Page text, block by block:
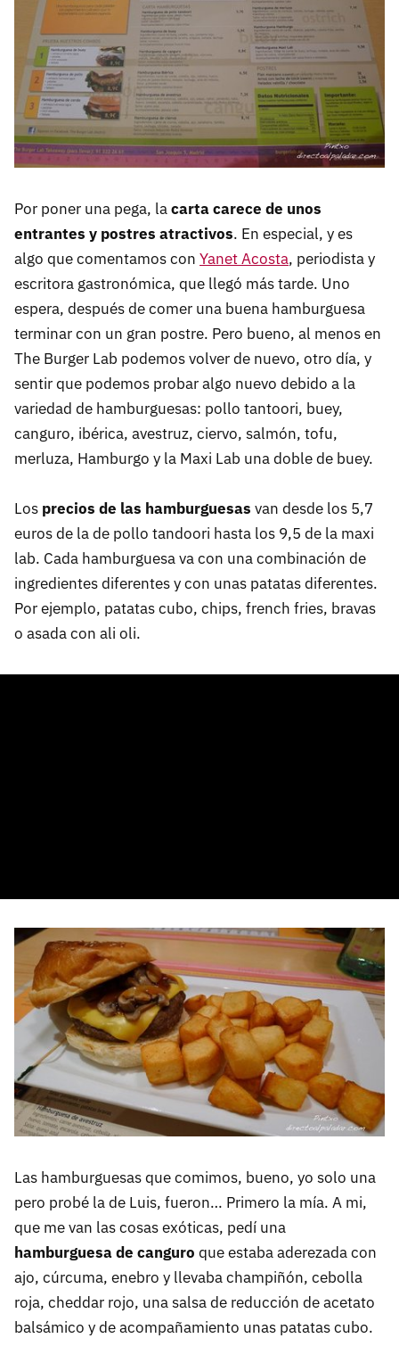
Por poner una pega, lacarta carece de unos
entrantes y postres atractivos. En especial, y es
algo que comentamos con Yanet Acosta, periodista y
escritora gastronómica, que llegó más tarde. Uno
espera, después de comer una buena hamburguesa
terminar con un gran postre. Pero bueno, al menos en
The Burger Lab podemos volver de nuevo, otro día, y
sentir que podemos probar algo nuevo debido a la
variedad de hamburguesas: pollo tantoori, buey,
canguro, ibérica, avestruz, ciervo, salmón, tofu,
merluza, Hamburgo y la Maxi Lab una doble de buey.
Los precios de las hamburguesas van desde los 5,7
euros de la de pollo tandoori hasta los 9,5 de la maxi
lab. Cada hamburguesa va con una combinación de
ingredientes diferentes y con unas patatas diferentes.
Por ejemplo, patatas cubo, chips, french fries, bravas
o asada con ali oli.
Las hamburguesas que comimos, bueno, yo solo una
pero probé la de Luis, fueron… Primero la mía. A mi,
que me van las cosas exóticas, pedí una
hamburguesa de canguro que estaba aderezada con
ajo, cúrcuma, enebro y llevaba champiñón, cebolla
roja, cheddar rojo, una salsa de reducción de acetato
balsámico y de acompañamiento unas patatas cubo.